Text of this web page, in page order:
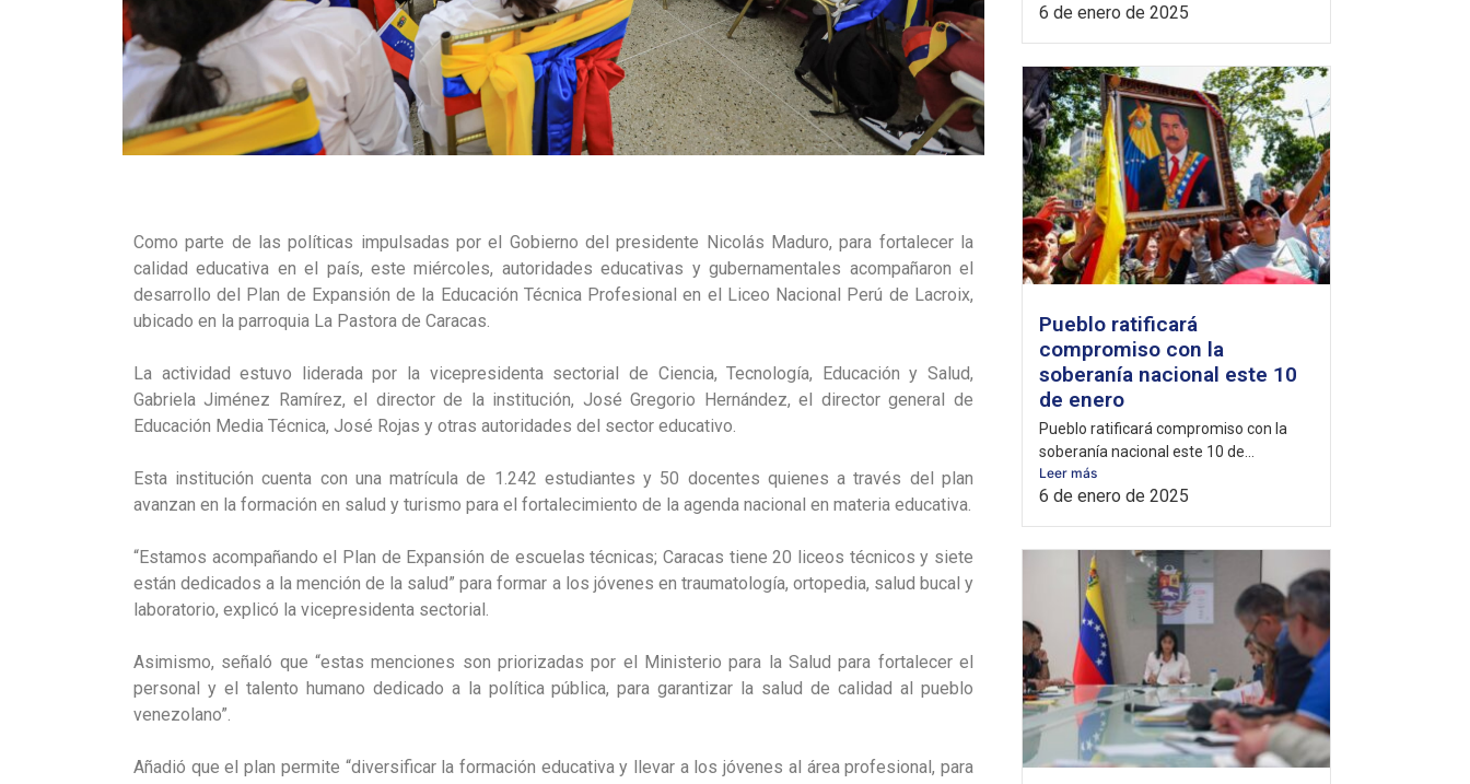
Como parte de las políticas impulsadas por el Gobierno del presidente Nicolás Maduro, para fortalecer la
calidad educativa en el país, este miércoles, autoridades educativas y gubernamentales acompañaron el
desarrollo del Plan de Expansión de la Educación Técnica Profesional en el Liceo Nacional Perú de Lacroix,
ubicado en la parroquia La Pastora de Caracas.
La actividad estuvo liderada por la vicepresidenta sectorial de Ciencia, Tecnología, Educación y Salud,
Gabriela Jiménez Ramírez, el director de la institución, José Gregorio Hernández, el director general de
Educación Media Técnica, José Rojas y otras autoridades del sector educativo.
Esta institución cuenta con una matrícula de 1.242 estudiantes y 50 docentes quienes a través del plan
avanzan en la formación en salud y turismo para el fortalecimiento de la agenda nacional en materia educativa.
“Estamos acompañando el Plan de Expansión de escuelas técnicas; Caracas tiene 20 liceos técnicos y siete
están dedicados a la mención de la salud” para formar a los jóvenes en traumatología, ortopedia, salud bucal y
laboratorio, explicó la vicepresidenta sectorial.
Asimismo, señaló que “estas menciones son priorizadas por el Ministerio para la Salud para fortalecer el
personal y el talento humano dedicado a la política pública, para garantizar la salud de calidad al pueblo
venezolano”.
Añadió que el plan permite “diversificar la formación educativa y llevar a los jóvenes al área profesional, para
6 de enero de 2025
Pueblo ratificará
compromiso con la
soberanía nacional este 10
de enero
Pueblo ratificará compromiso con la
soberanía nacional este 10 de...
Leer más
6 de enero de 2025